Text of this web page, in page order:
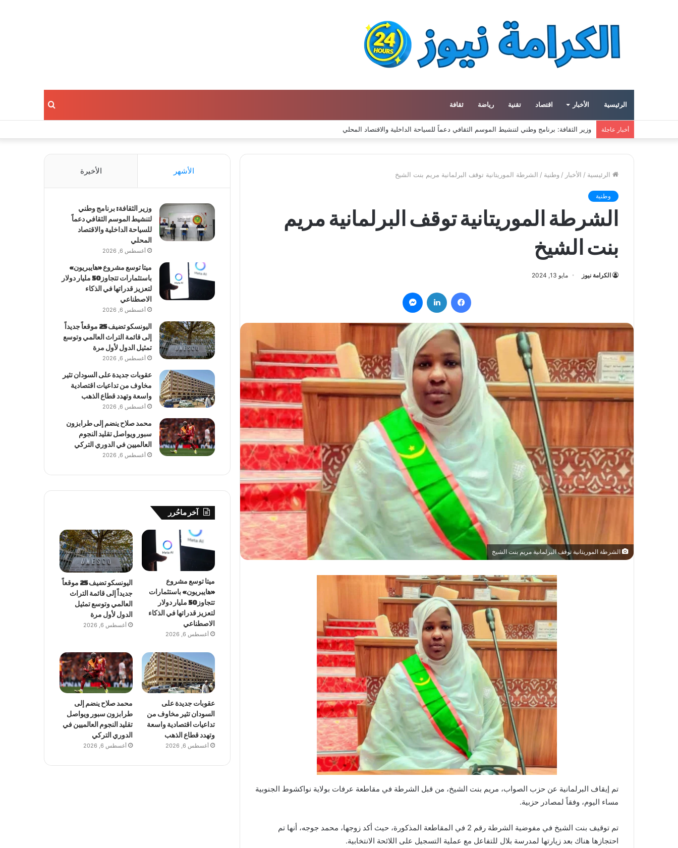
الرئيسية الأخبار اقتصاد تقنية رياضة ثقافة بحث
أخبار عاجلة ميتا توسع مشروع «هايبريون» باستثمارات تتجاوز 50 مليار دولار لتعزيز قدراتها في الذكاء الاصطناعي
الرئيسية / الأخبار / وطنية / الشرطة الموريتانية توقف البرلمانية مريم بنت الشيخ
وطنية
الشرطة الموريتانية توقف البرلمانية مريم
بنت الشيخ
الكرامة نيوز مايو 13, 2024
فيسبوك لينكدإن
الشرطة الموريتانية توقف البرلمانية مريم بنت الشيخ
تم إيقاف البرلمانية عن حزب الصواب، مريم بنت الشيخ، من قبل الشرطة في مقاطعة عرفات بولاية نواكشوط الجنوبية
مساء اليوم، وفقاً لمصادر حزبية.
تم توقيف بنت الشيخ في مفوضية الشرطة رقم 2 في المقاطعة المذكورة، حيث أكد زوجها، محمد جوجه، أنها تم
احتجازها هناك بعد زيارتها لمدرسة بلال للتفاعل مع عملية التسجيل على اللائحة الانتخابية.
الأشهر الأخيرة
وزير الثقافة: برنامج وطني
لتنشيط الموسم الثقافي دعماً
للسياحة الداخلية والاقتصاد
المحلي
أغسطس 6, 2026
ميتا توسع مشروع «هايبريون»
باستثمارات تتجاوز 50 مليار دولار
لتعزيز قدراتها في الذكاء
الاصطناعي
أغسطس 6, 2026
اليونسكو تضيف 25 موقعاً جديداً
إلى قائمة التراث العالمي وتوسع
تمثيل الدول لأول مرة
أغسطس 6, 2026
عقوبات جديدة على السودان تثير
مخاوف من تداعيات اقتصادية
واسعة وتهدد قطاع الذهب
أغسطس 6, 2026
محمد صلاح ينضم إلى طرابزون
سبور ويواصل تقليد النجوم
العالميين في الدوري التركي
أغسطس 6, 2026
آخر ماحُرر
ميتا توسع مشروع
«هايبريون» باستثمارات
تتجاوز 50 مليار دولار
لتعزيز قدراتها في الذكاء
الاصطناعي
أغسطس 6, 2026
اليونسكو تضيف 25 موقعاً
جديداً إلى قائمة التراث
العالمي وتوسع تمثيل
الدول لأول مرة
أغسطس 6, 2026
عقوبات جديدة على
السودان تثير مخاوف من
تداعيات اقتصادية واسعة
وتهدد قطاع الذهب
أغسطس 6, 2026
محمد صلاح ينضم إلى
طرابزون سبور ويواصل
تقليد النجوم العالميين في
الدوري التركي
أغسطس 6, 2026